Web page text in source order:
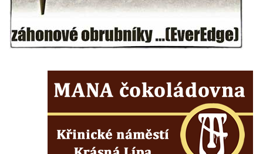
v Lužci nad Vltavou
silnice severně od Lužce nad Vltavou
Hrobčicích
Pomník obětem válek v Hrobčicích
Račicích